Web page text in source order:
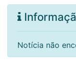
Notícia não